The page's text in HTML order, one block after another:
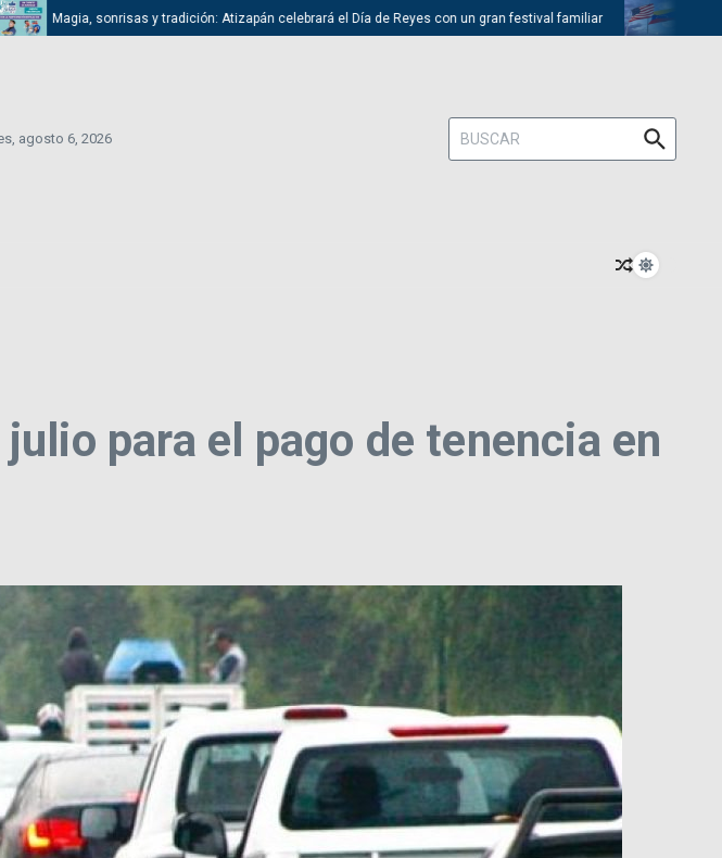
sonrisas y tradición: Atizapán celebrará el Día de Reyes con un gran festival familiar Trump
agosto 6, 2026
Buscar:
para el pago de tenencia en